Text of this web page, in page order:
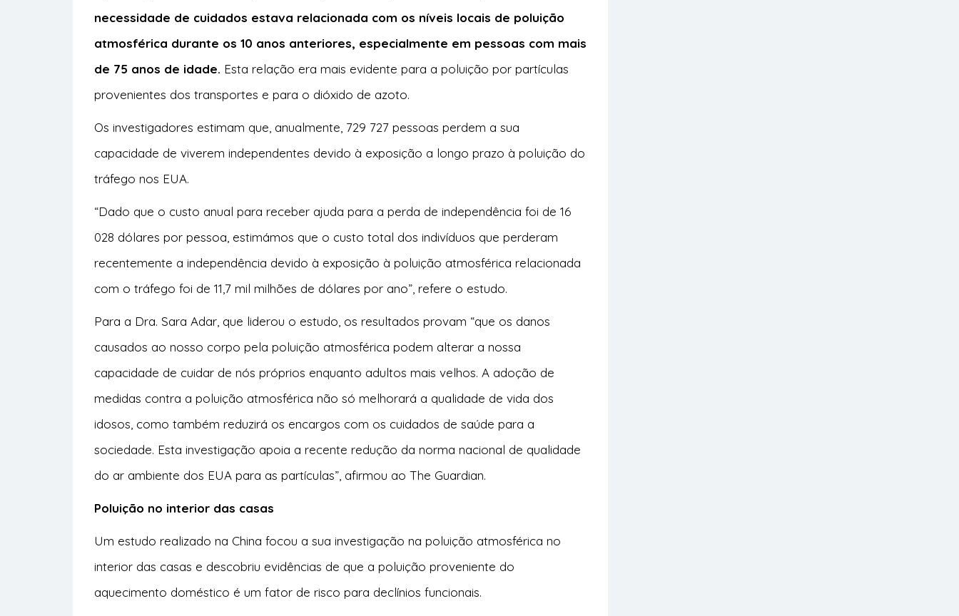
necessidade de cuidados estava relacionada com os níveis locais de poluição
atmosférica durante os 10 anos anteriores, especialmente em pessoas com mais
de 75 anos de idade. Esta relação era mais evidente para a poluição por partículas
provenientes dos transportes e para o dióxido de azoto.
Os investigadores estimam que, anualmente, 729 727 pessoas perdem a sua
capacidade de viverem independentes devido à exposição a longo prazo à poluição do
tráfego nos EUA.
“Dado que o custo anual para receber ajuda para a perda de independência foi de 16
028 dólares por pessoa, estimámos que o custo total dos indivíduos que perderam
recentemente a independência devido à exposição à poluição atmosférica relacionada
com o tráfego foi de 11,7 mil milhões de dólares por ano”, refere o estudo.
Para a Dra. Sara Adar, que liderou o estudo, os resultados provam “que os danos
causados ao nosso corpo pela poluição atmosférica podem alterar a nossa
capacidade de cuidar de nós próprios enquanto adultos mais velhos. A adoção de
medidas contra a poluição atmosférica não só melhorará a qualidade de vida dos
idosos, como também reduzirá os encargos com os cuidados de saúde para a
sociedade. Esta investigação apoia a recente redução da norma nacional de qualidade
do ar ambiente dos EUA para as partículas”, afirmou ao The Guardian.
Poluição no interior das casas
Um estudo realizado na China focou a sua investigação na poluição atmosférica no
interior das casas e descobriu evidências de que a poluição proveniente do
aquecimento doméstico é um fator de risco para declínios funcionais.